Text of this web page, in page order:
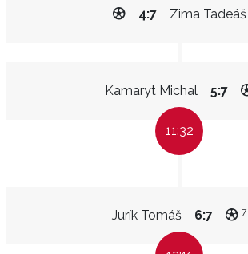
Zima Tadeáš
4:7
Kamaryt Michal 5:7
11:32
Jurík Tomáš 6:7 7